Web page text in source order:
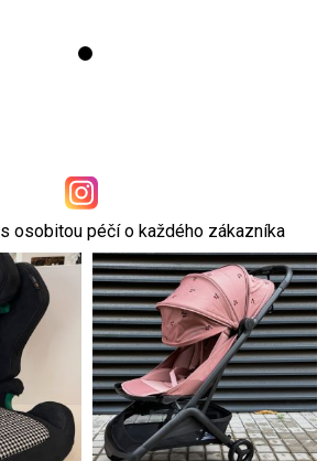
s osobitou péčí o každého zákazníka